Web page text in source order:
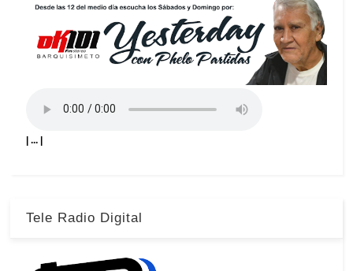
| ... |
Tele Radio Digital